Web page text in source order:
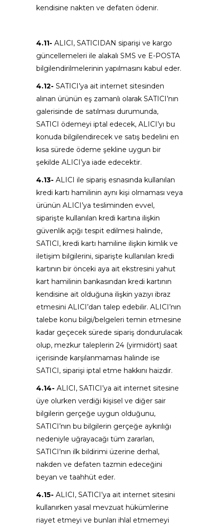
kendisine nakten ve defaten ödenir.
4.11- ALICI, SATICIDAN siparişi ve kargo
güncellemeleri ile alakalı SMS ve E-POSTA
bilgilendirilmelerinin yapılmasını kabul eder.
4.12- SATICI’ya ait internet sitesinden
alınan ürünün eş zamanlı olarak SATICI’nın
galerisinde de satılması durumunda,
SATICI ödemeyi iptal edecek, ALICI’yı bu
konuda bilgilendirecek ve satış bedelini en
kısa sürede ödeme şekline uygun bir
şekilde ALICI’ya iade edecektir.
4.13- ALICI ile sipariş esnasında kullanılan
kredi kartı hamilinin aynı kişi olmaması veya
ürünün ALICI’ya tesliminden evvel,
siparişte kullanılan kredi kartına ilişkin
güvenlik açığı tespit edilmesi halinde,
SATICI, kredi kartı hamiline ilişkin kimlik ve
iletişim bilgilerini, siparişte kullanılan kredi
kartının bir önceki aya ait ekstresini yahut
kart hamilinin bankasından kredi kartının
kendisine ait olduğuna ilişkin yazıyı ibraz
etmesini ALICI’dan talep edebilir. ALICI’nın
talebe konu bilgi/belgeleri temin etmesine
kadar geçecek sürede sipariş dondurulacak
olup, mezkur taleplerin 24 (yirmidört) saat
içerisinde karşılanmaması halinde ise
SATICI, siparişi iptal etme hakkını haizdir.
4.14- ALICI, SATICI’ya ait internet sitesine
üye olurken verdiği kişisel ve diğer sair
bilgilerin gerçeğe uygun olduğunu,
SATICI’nın bu bilgilerin gerçeğe aykırılığı
nedeniyle uğrayacağı tüm zararları,
SATICI’nın ilk bildirimi üzerine derhal,
nakden ve defaten tazmin edeceğini
beyan ve taahhüt eder.
4.15- ALICI, SATICI’ya ait internet sitesini
kullanırken yasal mevzuat hükümlerine
riayet etmeyi ve bunları ihlal etmemeyi